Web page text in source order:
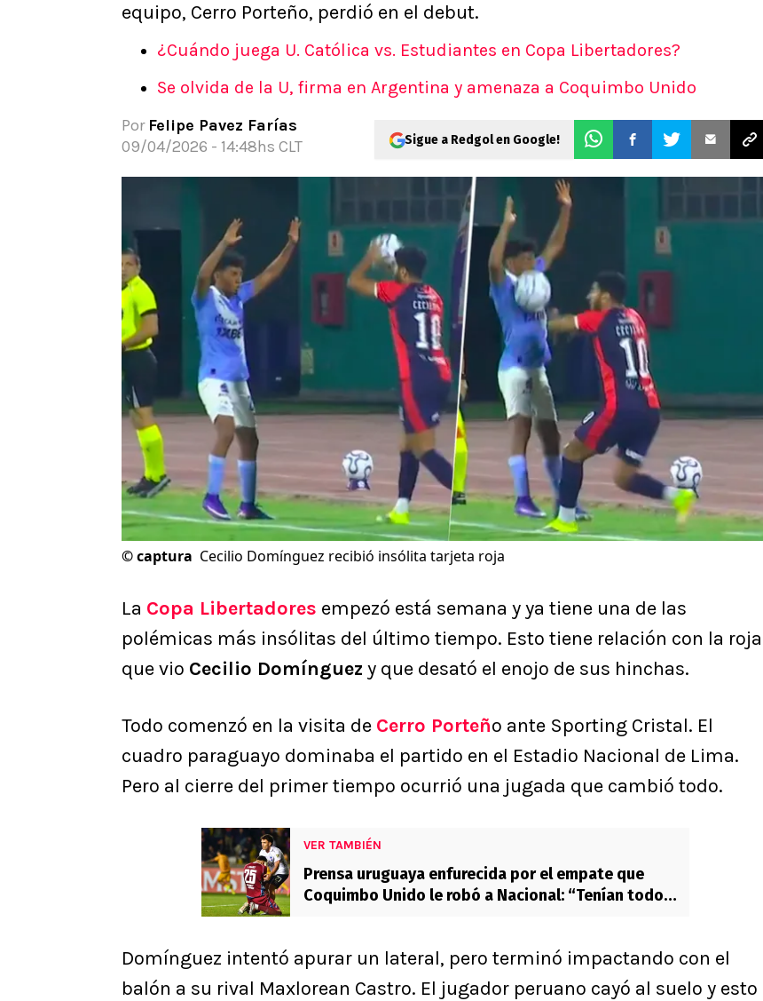
Pronósticos
Apuesta del día
equipo, Cerro Porteño, perdió en el debut.
¿Cuándo juega U. Católica vs. Estudiantes en Copa Libertadores?
Se olvida de la U, firma en Argentina y amenaza a Coquimbo Unido
Por Felipe Pavez Farías
09/04/2026 - 14:48hs CLT
Sigue a Redgol en Google!
©captura Cecilio Domínguez recibió insólita tarjeta roja
La Copa Libertadores empezó está semana y ya tiene una de las
polémicas más insólitas del último tiempo. Esto tiene relación con la roja
que vio Cecilio Domínguez y que desató el enojo de sus hinchas.
Todo comenzó en la visita de Cerro Porteño ante Sporting Cristal. El
cuadro paraguayo dominaba el partido en el Estadio Nacional de Lima.
Pero al cierre del primer tiempo ocurrió una jugada que cambió todo.
VER TAMBIÉN
Prensa uruguaya enfurecida por el empate que
Coquimbo Unido le robó a Nacional: “Tenían todo
Domínguez intentó apurar un lateral, pero terminó impactando con el
balón a su rival Maxlorean Castro. El jugador peruano cayó al suelo y esto